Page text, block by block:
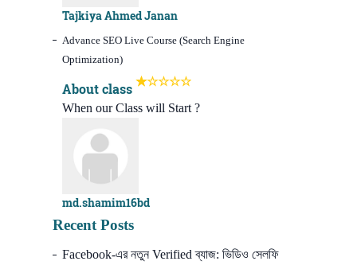
Tajkiya Ahmed Janan
Advance SEO Live Course (Search Engine
Optimization)
About class
When our Class will Start ?
md.shamim16bd
Recent Posts
Facebook-এর নতুন Verified ব্যাজ: ভিডিও সেলফি